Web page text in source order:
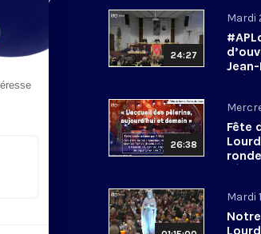
24:27
Mardi
26:38
Fête
Mardi